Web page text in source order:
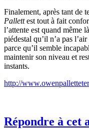
Finalement, après tant de
Pallettest tout à fait
l’attente est quand même
piédestal qu’il n’a pas
parce qu’il semble
maintenir son niveau et
instants.
http://
Répondre à cet